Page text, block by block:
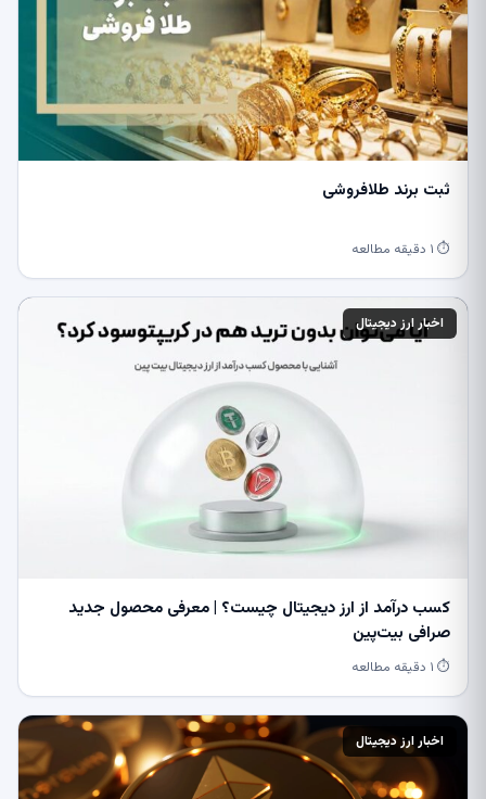
ثبت برند طلافروشی
⏱ ۱ دقیقه مطالعه
اخبار ارز دیجیتال
کسب درآمد از ارز دیجیتال چیست؟ | معرفی محصول جدید
صرافی بیت‌پین
⏱ ۱ دقیقه مطالعه
اخبار ارز دیجیتال